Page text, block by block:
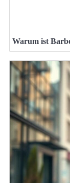
Warum ist